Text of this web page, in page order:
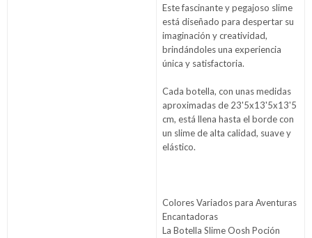
Este fascinante y pegajoso slime
está diseñado para despertar su
imaginación y creatividad,
brindándoles una experiencia
única y satisfactoria.
Cada botella, con unas medidas
aproximadas de 23'5x13'5x13'5
cm, está llena hasta el borde con
un slime de alta calidad, suave y
elástico.
Colores Variados para Aventuras
Encantadoras
La Botella Slime Oosh Poción